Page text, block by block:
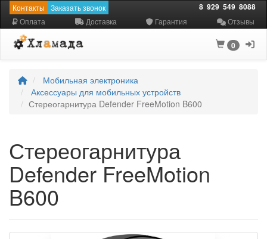
Контакты Заказать звонок 8 929 549 8088
Оплата Доставка Гарантия Отзывы
0
Мобильная электроника
Аксессуары для мобильных устройств
Стереогарнитура Defender FreeMotion B600
Стереогарнитура
Defender FreeMotion
B600